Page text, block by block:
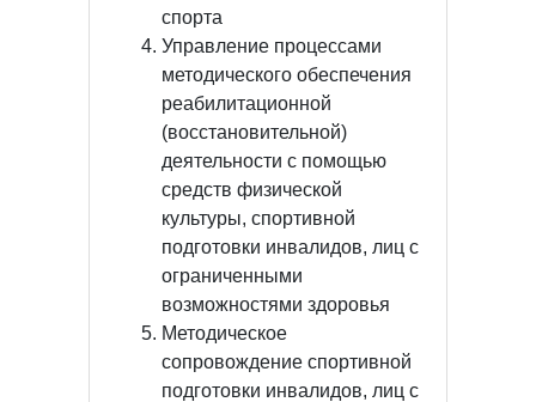
спорта
Управление процессами
методического обеспечения
реабилитационной
(восстановительной)
деятельности с помощью
средств физической
культуры, спортивной
подготовки инвалидов, лиц с
ограниченными
возможностями здоровья
Методическое
сопровождение спортивной
подготовки инвалидов, лиц с